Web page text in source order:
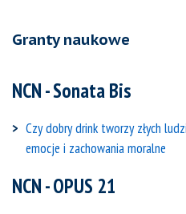
Granty naukowe
NCN - Sonata Bis
Czy dobry drink tworzy złych
emocje i zachowania moralne
NCN - OPUS 21